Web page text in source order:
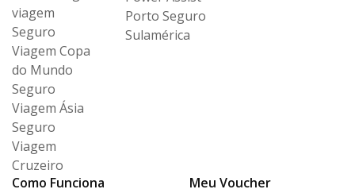
viagem
Seguro
Viagem Copa
do Mundo
Seguro
Viagem Ásia
Seguro
Viagem
Cruzeiro
Porto Seguro
Sulamérica
Como Funciona
Meu Voucher